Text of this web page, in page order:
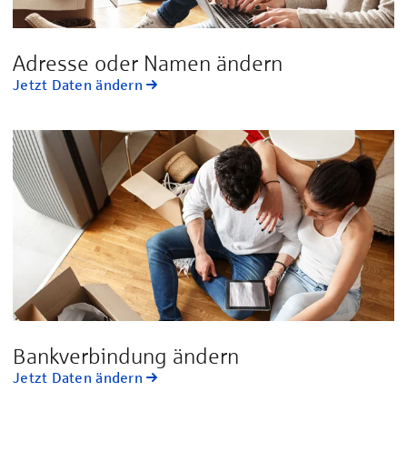
Adresse oder Namen ändern
Jetzt Daten ändern
Bankverbindung ändern
Jetzt Daten ändern